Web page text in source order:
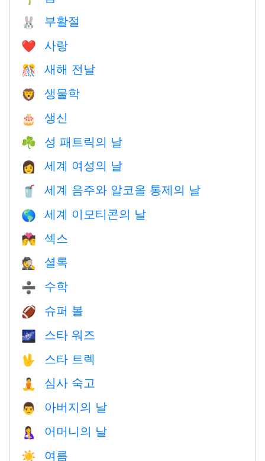
🐰 부활절
❤️️ 사랑
🎊 새해 전날
🦁 생물학
🎂 생신
☘️ 성 패트릭의 날
👩 세계 여성의 날
🥤 세계 음주와 알코올 통제의 날
🌎 세계 이모티콘의 날
💏 섹스
🕵️ 셜록
➗ 수학
🏈 슈퍼 볼
🌌 스타 워즈
🖖 스타 트렉
🧘 심사 숙고
👨 아버지의 날
🤱 어머니의 날
☀️ 여름